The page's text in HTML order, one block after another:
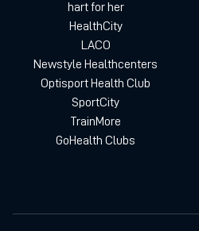
hart for her
HealthCity
LACO
Newstyle Healthcenters
Optisport Health Club
SportCity
TrainMore
GoHealth Clubs